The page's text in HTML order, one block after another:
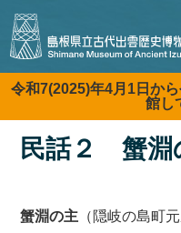
令和7(2025)年4月1日か
館し
民話２ 蟹淵
蟹淵の主 （隠岐の島町元